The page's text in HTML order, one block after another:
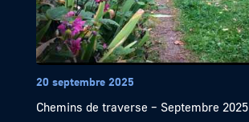
20 septembre 2025
Chemins de traverse – Septembre 2025